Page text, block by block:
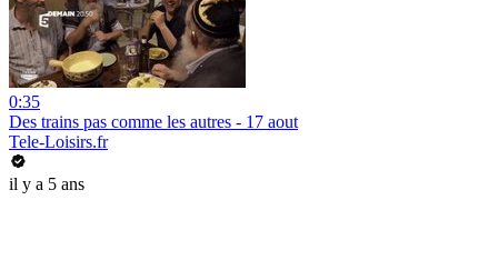
0:35
Des trains pas comme les autres - 17 aout
Tele-Loisirs.fr
il y a 5 ans